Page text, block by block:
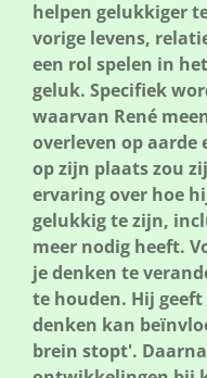
helpen gelukkiger
vorige levens,
een rol spelen in
geluk. Specifiek
waarvan René
overleven op
op zijn plaats zou
ervaring over hoe
gelukkig te zijn,
meer nodig heeft.
je denken te
te houden. Hij
denken kan
brein stopt'.